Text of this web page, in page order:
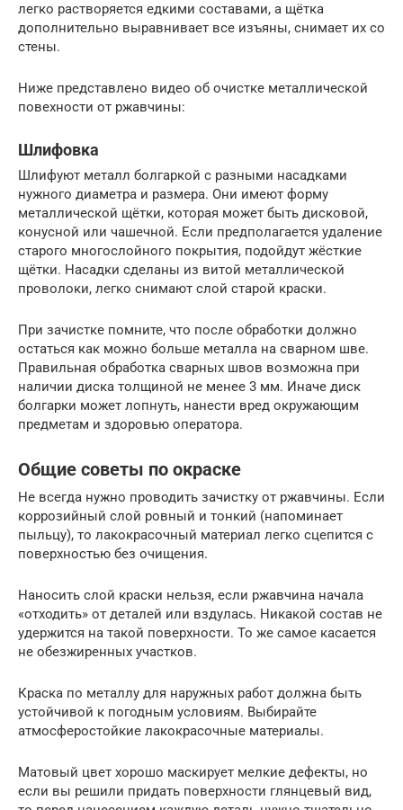
легко растворяется едкими составами, а щётка
дополнительно выравнивает все изъяны, снимает их со
стены.
Ниже представлено видео об очистке металлической
повехности от ржавчины:
Шлифовка
Шлифуют металл болгаркой с разными насадками
нужного диаметра и размера. Они имеют форму
металлической щётки, которая может быть дисковой,
конусной или чашечной. Если предполагается удаление
старого многослойного покрытия, подойдут жёсткие
щётки. Насадки сделаны из витой металлической
проволоки, легко снимают слой старой краски.
При зачистке помните, что после обработки должно
остаться как можно больше металла на сварном шве.
Правильная обработка сварных швов возможна при
наличии диска толщиной не менее 3 мм. Иначе диск
болгарки может лопнуть, нанести вред окружающим
предметам и здоровью оператора.
Общие советы по окраске
Не всегда нужно проводить зачистку от ржавчины. Если
коррозийный слой ровный и тонкий (напоминает
пыльцу), то лакокрасочный материал легко сцепится с
поверхностью без очищения.
Наносить слой краски нельзя, если ржавчина начала
«отходить» от деталей или вздулась. Никакой состав не
удержится на такой поверхности. То же самое касается
не обезжиренных участков.
Краска по металлу для наружных работ должна быть
устойчивой к погодным условиям. Выбирайте
атмосферостойкие лакокрасочные материалы.
Матовый цвет хорошо маскирует мелкие дефекты, но
если вы решили придать поверхности глянцевый вид,